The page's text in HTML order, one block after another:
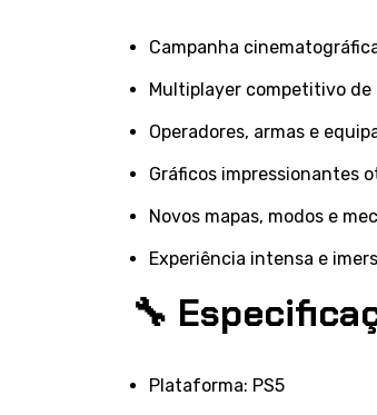
Campanha
Multiplayer competitivo
Operadores, armas e
Gráficos impressionantes
Novos mapas, modos e
Experiência intensa e
🔧
Plataforma: PS5